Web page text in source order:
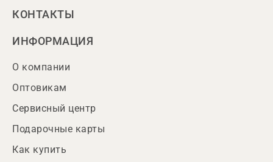
КОНТАКТЫ
ИНФОРМАЦИЯ
О компании
Оптовикам
Сервисный центр
Подарочные карты
Как купить